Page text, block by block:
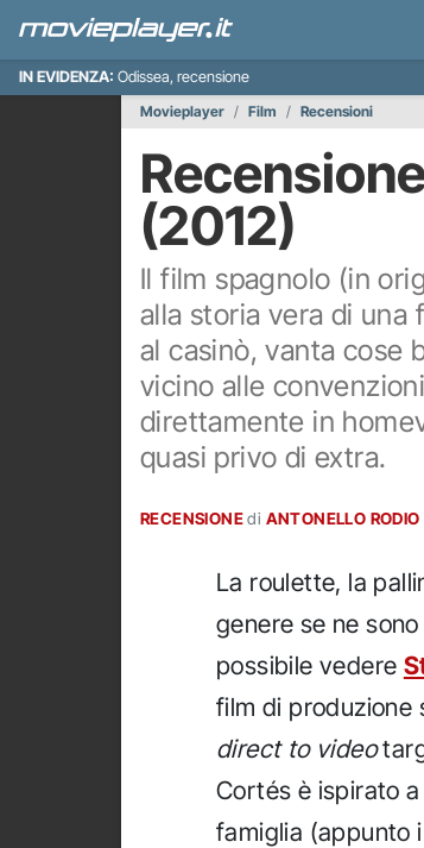
IN EVIDENZA: Odissea, recensione
Movieplayer
Film Recensioni
(2012)
Il film spagnolo (in
alla storia vera di
al casinò, vanta cose
vicino alle
direttamente in
quasi privo di extra.
RECENSIONE di ANTONELLO RODIO
La roulette, la
genere se ne
possibile vedere
film di produzione
direct to video
Cortés è ispirato
famiglia (appunto